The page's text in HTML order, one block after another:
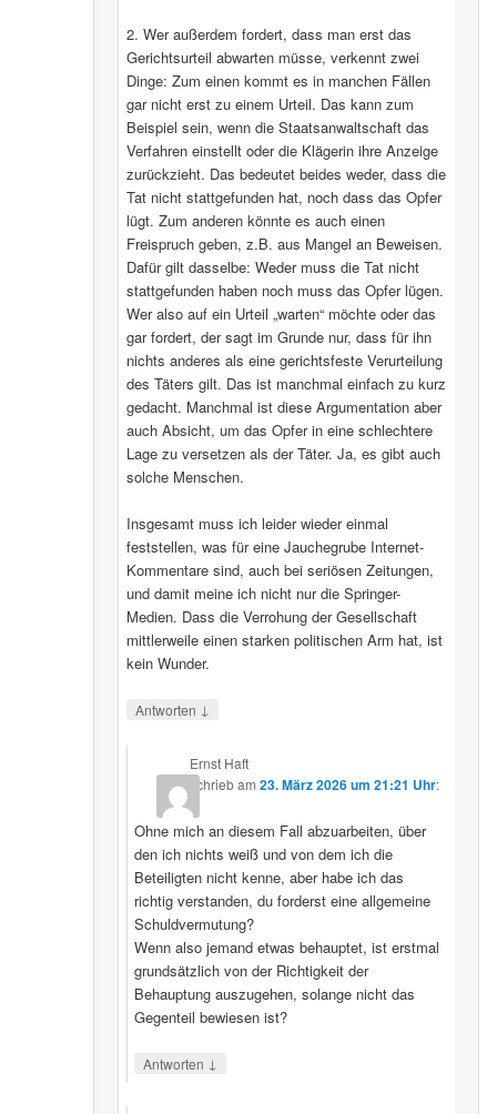
2. Wer außerdem fordert, dass man erst das
Gerichtsurteil abwarten müsse, verkennt zwei
Dinge: Zum einen kommt es in manchen Fällen
gar nicht erst zu einem Urteil. Das kann zum
Beispiel sein, wenn die Staatsanwaltschaft das
Verfahren einstellt oder die Klägerin ihre Anzeige
zurückzieht. Das bedeutet beides weder, dass die
Tat nicht stattgefunden hat, noch dass das Opfer
lügt. Zum anderen könnte es auch einen
Freispruch geben, z.B. aus Mangel an Beweisen.
Dafür gilt dasselbe: Weder muss die Tat nicht
stattgefunden haben noch muss das Opfer lügen.
Wer also auf ein Urteil „warten“ möchte oder das
gar fordert, der sagt im Grunde nur, dass für ihn
nichts anderes als eine gerichtsfeste Verurteilung
des Täters gilt. Das ist manchmal einfach zu kurz
gedacht. Manchmal ist diese Argumentation aber
auch Absicht, um das Opfer in eine schlechtere
Lage zu versetzen als der Täter. Ja, es gibt auch
solche Menschen.
Insgesamt muss ich leider wieder einmal
feststellen, was für eine Jauchegrube Internet-
Kommentare sind, auch bei seriösen Zeitungen,
und damit meine ich nicht nur die Springer-
Medien. Dass die Verrohung der Gesellschaft
mittlerweile einen starken politischen Arm hat, ist
kein Wunder.
Antworten ↓
Ernst Haft
schriebam23. März 2026 um 21:21 Uhr:
Ohne mich an diesem Fall abzuarbeiten, über
den ich nichts weiß und von dem ich die
Beteiligten nicht kenne, aber habe ich das
richtig verstanden, du forderst eine allgemeine
Schuldvermutung?
Wenn also jemand etwas behauptet, ist erstmal
grundsätzlich von der Richtigkeit der
Behauptung auszugehen, solange nicht das
Gegenteil bewiesen ist?
Antworten ↓